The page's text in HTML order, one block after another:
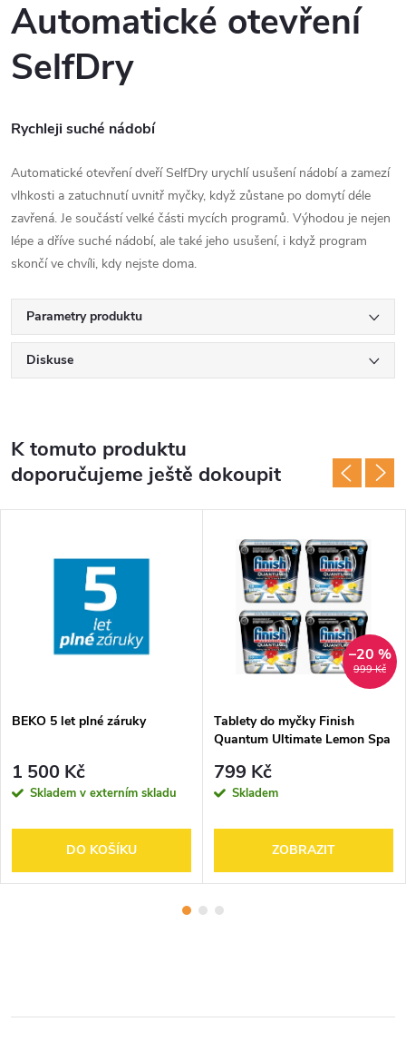
Automatické otevření
SelfDry
Rychleji suché nádobí
Automatické otevření dveří SelfDry urychlí usušení nádobí a zamezí
vlhkosti a zatuchnutí uvnitř myčky, když zůstane po domytí déle
zavřená. Je součástí velké části mycích programů. Výhodou je nejen
lépe a dříve suché nádobí, ale také jeho usušení, i když program
skončí ve chvíli, kdy nejste doma.
Parametry produktu
Diskuse
K tomuto produktu
doporučujeme ještě dokoupit
BEKO 5 let plné záruky
1 500 Kč
Skladem v externím skladu
DO KOŠÍKU
999 Kč
–20 %
Tablety do myčky Finish
Quantum Ultimate Lemon Spa
799 Kč
Skladem
ZOBRAZIT